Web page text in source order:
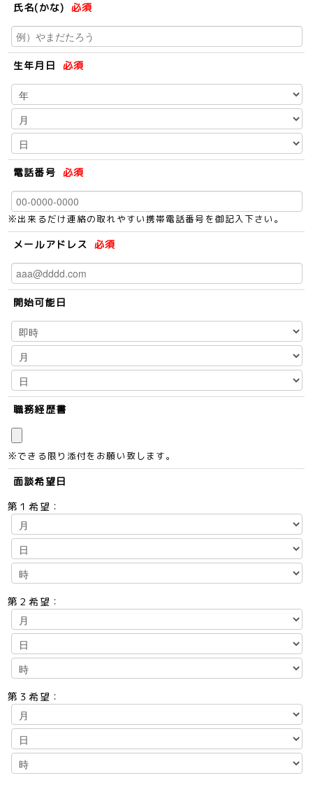
氏名(かな) 必須
生年月日 必須
電話番号 必須
※出来るだけ連絡の取れやすい携帯電話番号を御記入下さい。
メールアドレス 必須
開始可能日
職務経歴書
※できる限り添付をお願い致します。
面談希望日
第１希望：
第２希望：
第３希望：